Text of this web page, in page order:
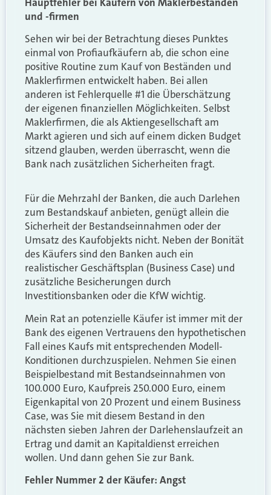
und -firmen
Sehen wir bei der Betrachtung dieses Punktes
einmal von Profiaufkäufern ab, die schon eine
positive Routine zum Kauf von Beständen und
Maklerfirmen entwickelt haben. Bei allen
anderen ist Fehlerquelle #1 die Überschätzung
der eigenen finanziellen Möglichkeiten. Selbst
Maklerfirmen, die als Aktiengesellschaft am
Markt agieren und sich auf einem dicken Budget
sitzend glauben, werden überrascht, wenn die
Bank nach zusätzlichen Sicherheiten fragt.
Für die Mehrzahl der Banken, die auch Darlehen
zum Bestandskauf anbieten, genügt allein die
Sicherheit der Bestandseinnahmen oder der
Umsatz des Kaufobjekts nicht. Neben der Bonität
des Käufers sind den Banken auch ein
realistischer Geschäftsplan (Business Case) und
zusätzliche Besicherungen durch
Investitionsbanken oder die KfW wichtig.
Mein Rat an potenzielle Käufer ist immer mit der
Bank des eigenen Vertrauens den hypothetischen
Fall eines Kaufs mit entsprechenden Modell-
Konditionen durchzuspielen. Nehmen Sie einen
Beispielbestand mit Bestandseinnahmen von
100.000 Euro, Kaufpreis 250.000 Euro, einem
Eigenkapital von 20 Prozent und einem Business
Case, was Sie mit diesem Bestand in den
nächsten sieben Jahren der Darlehenslaufzeit an
Ertrag und damit an Kapitaldienst erreichen
wollen. Und dann gehen Sie zur Bank.
Fehler Nummer 2 der Käufer: Angst